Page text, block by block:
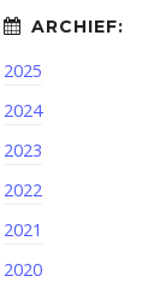
2025
2024
2023
2022
2021
2020